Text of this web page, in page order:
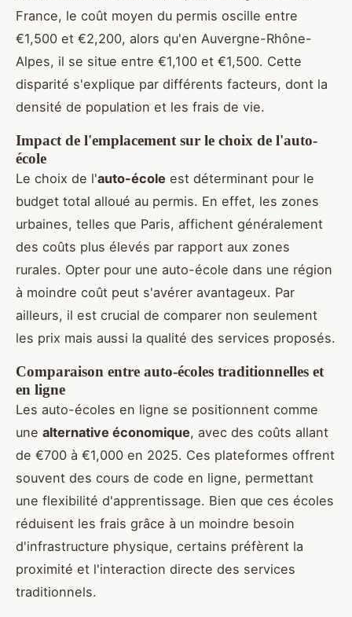
France, le coût moyen du permis oscille entre
€1,500 et €2,200, alors qu'en Auvergne-Rhône-
Alpes, il se situe entre €1,100 et €1,500. Cette
disparité s'explique par différents facteurs, dont la
densité de population et les frais de vie.
Impact de l'emplacement sur le choix de l'auto-
école
Le choix de l'auto-école est déterminant pour le
budget total alloué au permis. En effet, les zones
urbaines, telles que Paris, affichent généralement
des coûts plus élevés par rapport aux zones
rurales. Opter pour une auto-école dans une région
à moindre coût peut s'avérer avantageux. Par
ailleurs, il est crucial de comparer non seulement
les prix mais aussi la qualité des services proposés.
Comparaison entre auto-écoles traditionnelles et
en ligne
Les auto-écoles en ligne se positionnent comme
une alternative économique, avec des coûts allant
de €700 à €1,000 en 2025. Ces plateformes offrent
souvent des cours de code en ligne, permettant
une flexibilité d'apprentissage. Bien que ces écoles
réduisent les frais grâce à un moindre besoin
d'infrastructure physique, certains préfèrent la
proximité et l'interaction directe des services
traditionnels.